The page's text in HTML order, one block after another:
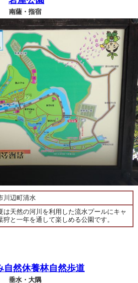
南薩・指宿
川辺町清水
は天然の河川を利用した流水プールにキャ
狩と一年を通して楽しめる公園です。
自然休養林自然歩道
垂水・大隅